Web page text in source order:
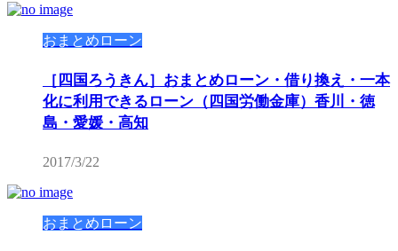
おまとめローン
［四国ろうきん］おまとめローン・借り換え・一本
化に利用できるローン（四国労働金庫）香川・徳
島・愛媛・高知
2017/3/22
おまとめローン